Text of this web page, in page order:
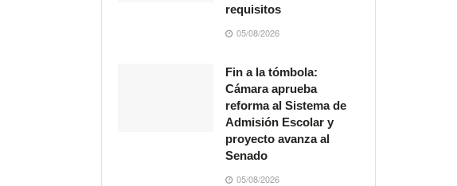
requisitos
05/08/2026
Fin a la tómbola:
Cámara aprueba
reforma al Sistema de
Admisión Escolar y
proyecto avanza al
Senado
05/08/2026